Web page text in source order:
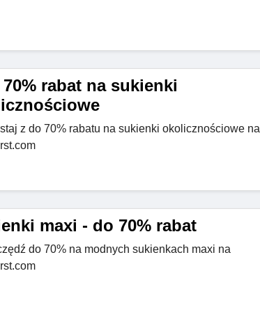
70% rabat na sukienki
z do 70% rabatu na sukienki okolicznościowe na
maxi - do 70% rabat
do 70% na modnych sukienkach maxi na